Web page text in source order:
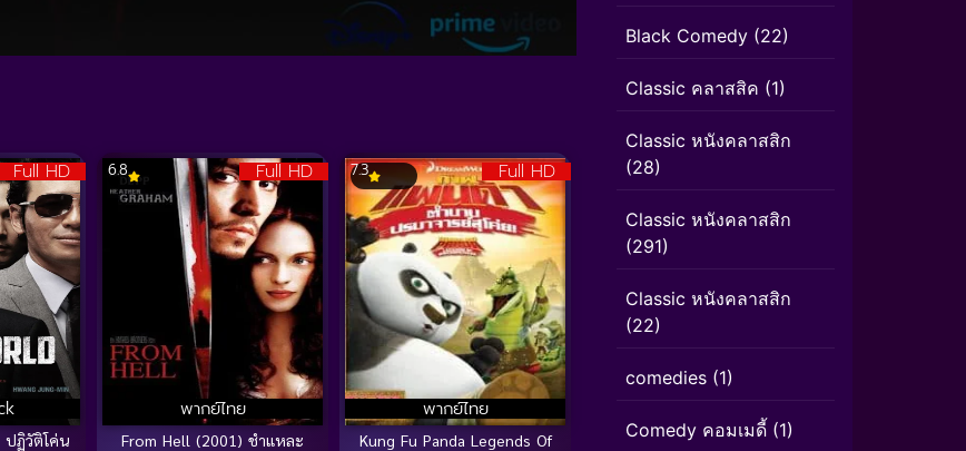
Full HD
ปฏิวัติโค่น
Full HD
พากย์ไทย
6.8
From Hell (2001) ชำแหละ
Full HD
พากย์ไทย
7.3
Kung Fu Panda Legends Of
Black Comedy (22)
Classic คลาสสิค (1)
Classic หนังคลาสสิก
(28)
Classic หนังคลาสสิก
(291)
Classic หนังคลาสสิก
(22)
comedies (1)
Comedy คอมเมดี้ (1)